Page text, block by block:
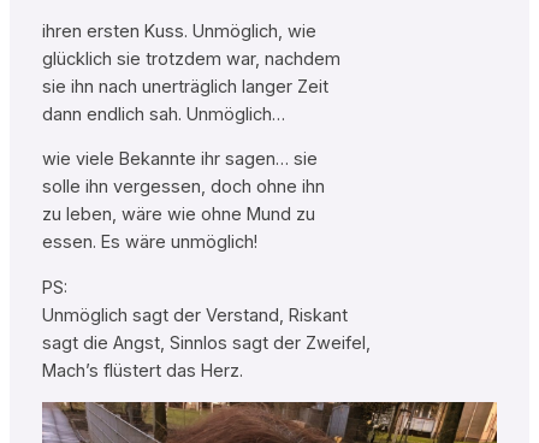
ihren ersten Kuss. Unmöglich, wie
glücklich sie trotzdem war, nachdem
sie ihn nach unerträglich langer Zeit
dann endlich sah. Unmöglich…
wie viele Bekannte ihr sagen… sie
solle ihn vergessen, doch ohne ihn
zu leben, wäre wie ohne Mund zu
essen. Es wäre unmöglich!
PS:
Unmöglich sagt der Verstand, Riskant
sagt die Angst, Sinnlos sagt der Zweifel,
Mach’s flüstert das Herz.